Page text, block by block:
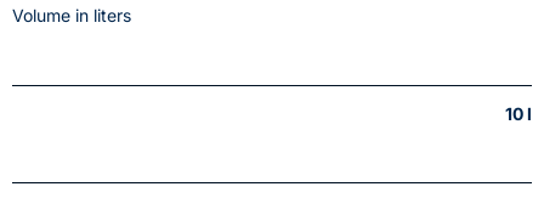
Volume in liters
10 l